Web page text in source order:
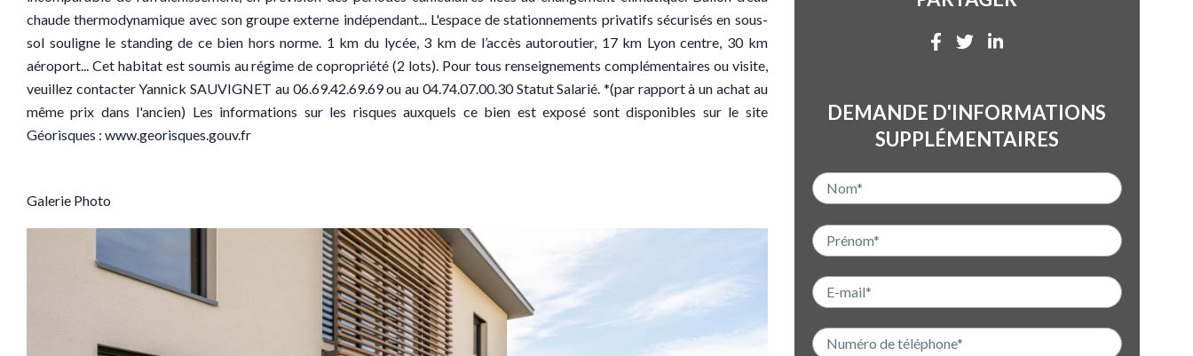
chaude thermodynamique avec son groupe externe indépendant... L'espace de stationnements privatifs sécurisés en sous-
sol souligne le standing de ce bien hors norme. 1 km du lycée, 3 km de l’accès autoroutier, 17 km Lyon centre, 30 km
aéroport... Cet habitat est soumis au régime de copropriété (2 lots). Pour tous renseignements complémentaires ou visite,
veuillez contacter Yannick SAUVIGNET au 06.69.42.69.69 ou au 04.74.07.00.30 Statut Salarié. *(par rapport à un achat au
même prix dans l'ancien) Les informations sur les risques auxquels ce bien est exposé sont disponibles sur le site
Géorisques : www.georisques.gouv.fr
Galerie Photo
DEMANDE D'INFORMATIONS
SUPPLÉMENTAIRES